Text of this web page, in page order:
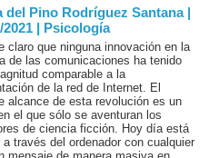
del Pino Rodríguez Santana |
2021 | Psicología
claro que ninguna innovación en la
de las comunicaciones ha tenido
comparable a la
de la red de Internet. El
alcance de esta revolución es un
el que sólo se aventuran los
de ciencia ficción. Hoy día está
través del ordenador con cualquier